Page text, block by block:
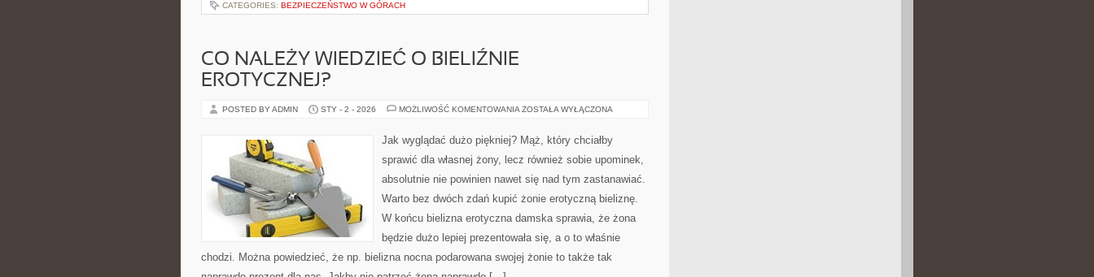
CATEGORIES: BEZPIECZEŃSTWO W GÓRACH
CO NALEŻY WIEDZIEĆ O BIELIŹNIE
EROTYCZNEJ?
POSTED BY ADMIN STY - 2 - 2026 MOŻLIWOŚĆ KOMENTOWANIA CO
O
BIELIŹNIE
ZOSTAŁA WYŁĄCZONA
Jak wyglądać dużo piękniej? Mąż, który chciałby
sprawić dla własnej żony, lecz również sobie upominek,
absolutnie nie powinien nawet się nad tym zastanawiać.
Warto bez dwóch zdań kupić żonie erotyczną bieliznę.
W końcu bielizna erotyczna damska sprawia, że żona
będzie dużo lepiej prezentowała się, a o to właśnie
chodzi. Można powiedzieć, że np. bielizna nocna podarowana swojej żonie to także tak